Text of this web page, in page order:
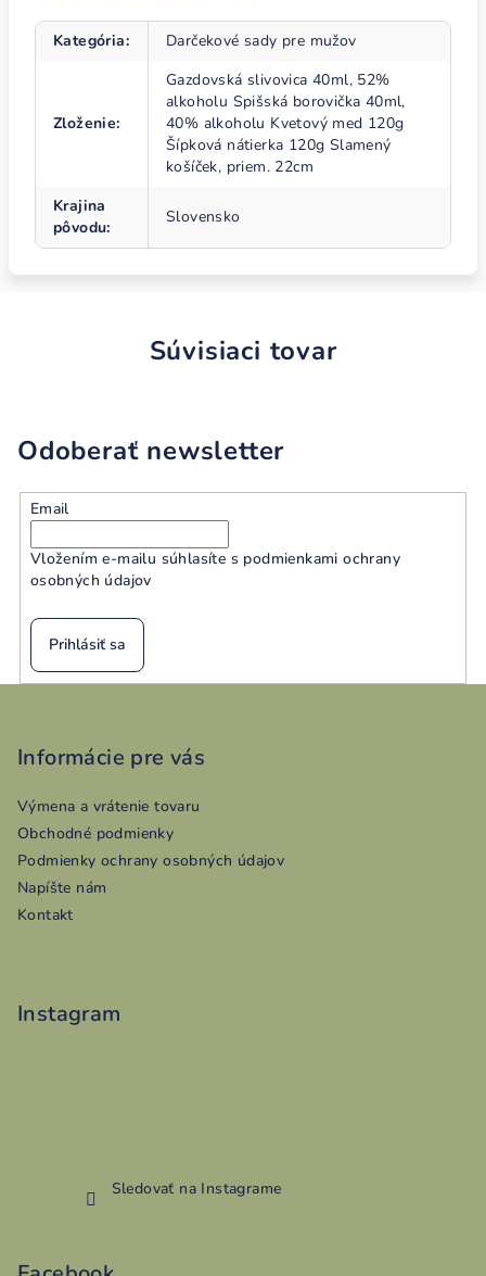
Kategória: Darčekové sady pre mužov
Zloženie:
Gazdovská slivovica 40ml, 52%
alkoholu Spišská borovička 40ml,
40% alkoholu Kvetový med 120g
Šípková nátierka 120g Slamený
košíček, priem. 22cm
Krajina
pôvodu:
Slovensko
Súvisiaci tovar
Odoberať newsletter
Email
Vložením e-mailu súhlasíte s podmienkami ochrany
osobných údajov
Prihlásiť sa
Informácie pre vás
Výmena a vrátenie tovaru
Obchodné podmienky
Podmienky ochrany osobných údajov
Napíšte nám
Kontakt
Instagram
Sledovať na Instagrame